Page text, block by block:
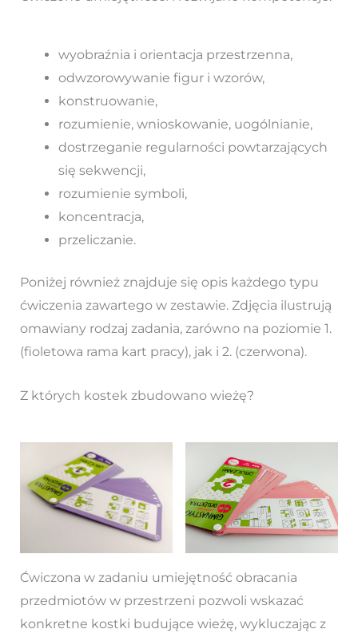
wyobraźnia i orientacja przestrzenna,
odwzorowywanie figur i wzorów,
konstruowanie,
rozumienie, wnioskowanie, uogólnianie,
dostrzeganie regularności powtarzających
się sekwencji,
rozumienie symboli,
koncentracja,
przeliczanie.
Poniżej również znajduje się opis każdego typu
ćwiczenia zawartego w zestawie. Zdjęcia ilustrują
omawiany rodzaj zadania, zarówno na poziomie 1.
(fioletowa rama kart pracy), jak i 2. (czerwona).
Z których kostek zbudowano wieżę?
Ćwiczona w zadaniu umiejętność obracania
przedmiotów w przestrzeni pozwoli wskazać
konkretne kostki budujące wieżę, wykluczając z